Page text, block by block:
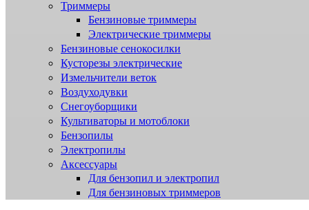
Триммеры
Бензиновые триммеры
Электрические триммеры
Бензиновые сенокосилки
Кусторезы электрические
Измельчители веток
Воздуходувки
Снегоуборщики
Культиваторы и мотоблоки
Бензопилы
Электропилы
Аксессуары
Для бензопил и электропил
Для бензиновых триммеров